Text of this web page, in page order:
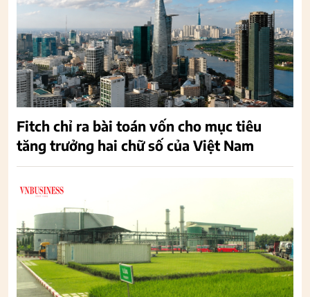
Fitch chỉ ra bài toán vốn cho mục tiêu
tăng trưởng hai chữ số của Việt Nam